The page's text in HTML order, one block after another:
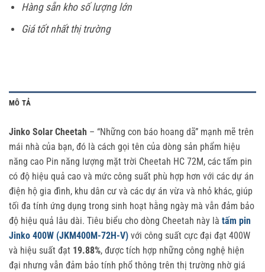
Hàng sẵn kho số lượng lớn
Giá tốt nhất thị trường
MÔ TẢ
Jinko Solar Cheetah – “Những con báo hoang dã” mạnh mẽ trên
mái nhà của bạn, đó là cách gọi tên của dòng sản phẩm hiệu
năng cao Pin năng lượng mặt trời Cheetah HC 72M, các tấm pin
có độ hiệu quả cao và mức công suất phù hợp hơn với các dự án
điện hộ gia đình, khu dân cư và các dự án vừa và nhỏ khác, giúp
tối đa tính ứng dụng trong sinh hoạt hằng ngày mà vẫn đảm bảo
độ hiệu quả lâu dài. Tiêu biểu cho dòng Cheetah này là tấm pin
Jinko 400W (JKM400M-72H-V) với công suất cực đại đạt 400W
và hiệu suất đạt 19.88%, được tích hợp những công nghệ hiện
đại nhưng vẫn đảm bảo tính phổ thông trên thị trường nhờ giá